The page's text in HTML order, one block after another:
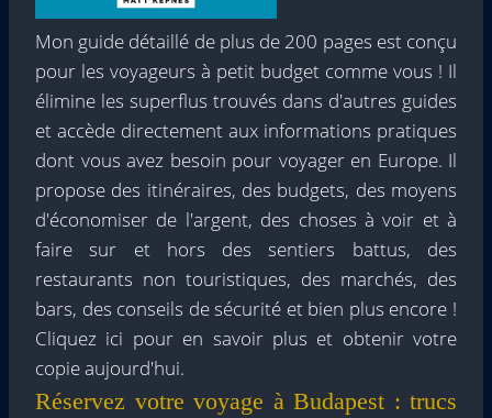
Mon guide détaillé de plus de 200 pages est conçu
pour les voyageurs à petit budget comme vous ! Il
élimine les superflus trouvés dans d'autres guides
et accède directement aux informations pratiques
dont vous avez besoin pour voyager en Europe. Il
propose des itinéraires, des budgets, des moyens
d'économiser de l'argent, des choses à voir et à
faire sur et hors des sentiers battus, des
restaurants non touristiques, des marchés, des
bars, des conseils de sécurité et bien plus encore !
Cliquez ici pour en savoir plus et obtenir votre
copie aujourd'hui.
Réservez votre voyage à Budapest : trucs